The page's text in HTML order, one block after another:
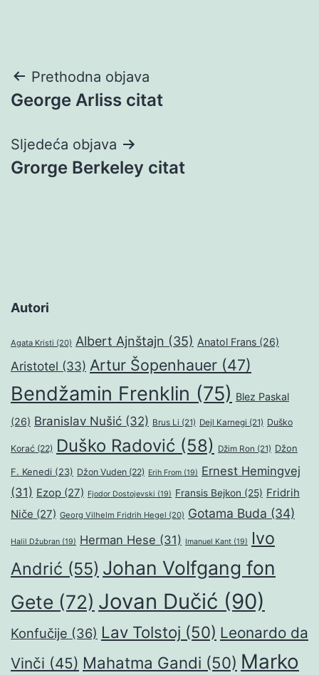
Navigacija
objava
Prethodna objava
George Arliss citat
Sljedeća objava
Grorge Berkeley citat
Autori
Agata Kristi (20) Albert Ajnštajn (35) Anatol Frans (26)
Aristotel (33) Artur Šopenhauer (47)
Bendžamin Frenklin (75) Blez Paskal
(26) Branislav Nušić (32) Brus Li (21) Dejl Karnegi (21) Duško
Korać (22) Duško Radović (58) Džim Ron (21) Džon
F. Kenedi (23) Džon Vuden (22) Erih From (19) Ernest Hemingvej
(31) Ezop (27) Fjodor Dostojevski (19) Fransis Bejkon (25) Fridrih
Niče (27) Georg Vilhelm Fridrih Hegel (20) Gotama Buda (34)
Halil Džubran (19) Herman Hese (31) Imanuel Kant (19)
Ivo
Andrić (55) Johan Volfgang fon
Gete (72) Jovan Dučić (90)
Konfučije (36) Lav Tolstoj (50) Leonardo da
Vinči (45) Mahatma Gandi (50) Marko